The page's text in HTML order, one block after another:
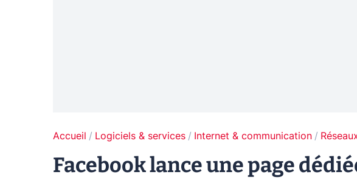
Accueil Logiciels & services Internet & communication
Facebook lance une page